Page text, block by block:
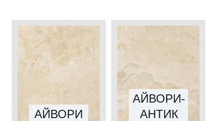
АЙВОРИ
АЙВОРИ-
АНТИК